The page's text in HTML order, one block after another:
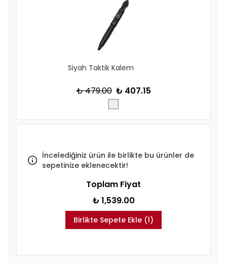
Siyah Taktik Kalem
₺ 479.00 ₺ 407.15
İncelediğiniz ürün ile birlikte bu ürünler de
sepetinize eklenecektir!
Toplam Fiyat
₺ 1,539.00
Birlikte Sepete Ekle (1)